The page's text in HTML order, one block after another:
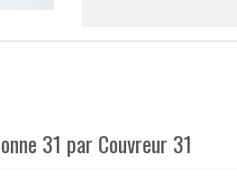
31 par Couvreur 31